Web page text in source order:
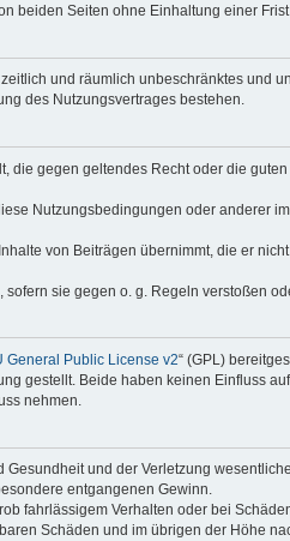
beiden Seiten ohne Einhaltung einer
und räumlich unbeschränktes und
des Nutzungsvertrages bestehen.
die gegen geltendes Recht oder die
Nutzungsbedingungen oder
von Beiträgen übernimmt, die er
sie gegen o. g. Regeln verstoßen
General Public License v2“ (GPL)
gestellt. Beide haben keinen Einfluss
nehmen.
und der Verletzung
entgangenen Gewinn.
fahrlässigem Verhalten oder bei
Schäden und im übrigen der Höhe